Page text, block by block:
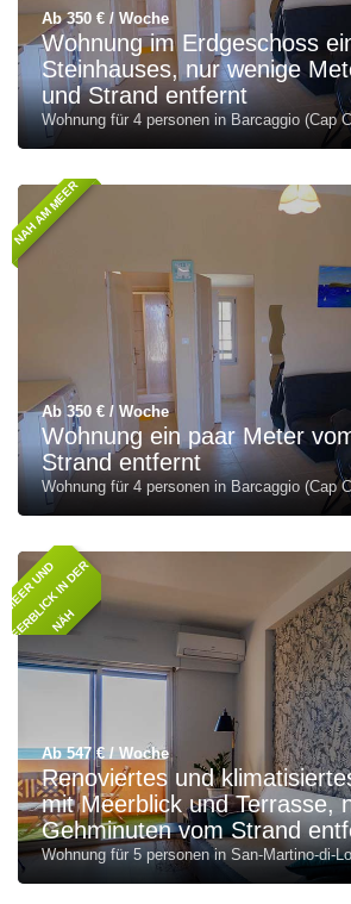
Ab 350 € / Woche
Wohnung im Erdgeschoss
Steinhauses, nur wenige
und Strand entfernt
Wohnung für 4 personen in Barcaggio (Cap
NAH AM MEER
Ab 350 € / Woche
Wohnung ein paar Meter
Strand entfernt
Wohnung für 4 personen in Barcaggio (Cap
M
E
E
R
U
N
D
M
E
E
R
B
L
I
C
K
I
N
D
E
R
N
Ä
H
Ab 547 € / Woche
Renoviertes und
mit Meerblick und Terrasse,
Gehminuten vom Strand
Wohnung für 5 personen in San-Martino-di-